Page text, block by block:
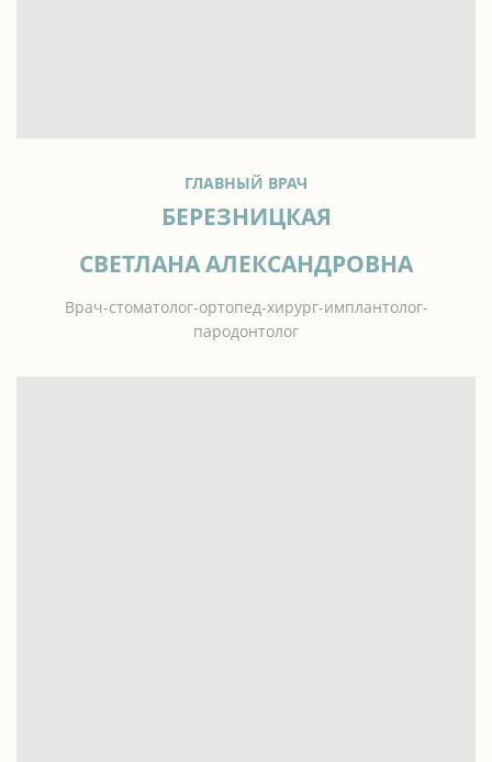
ГЛАВНЫЙ ВРАЧ
БЕРЕЗНИЦКАЯ
СВЕТЛАНА АЛЕКСАНДРОВНА
Врач-стоматолог-ортопед-хирург-имплантолог-
пародонтолог